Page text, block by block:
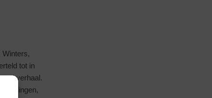
Winters,
tot in
verhaal.